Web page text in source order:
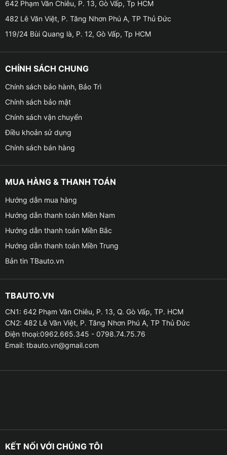
VinFast VF3 để giữ cho không gian nội thất bên trong
xe được mát mẻ, từ đó không phải bật điều hòa công
suất quá lớn và giúp tiết kiệm được năng lượng cho
Dán phim cách nhiệt cho xe VinFast VF3
✦ Tạo một không gian riêng tư cho người ngồi ở bên
– Nhiều người luôn cảm thấy không được thoải khi có
người ngoài luôn nhìn chằm chằm vào bên trong xe
của mình. Vì vậy, việc dán phim cách nhiệt sẽ tạo
không gian riêng tư do phim cách nhiệt chỉ có thể nhìn
được 1 chiều, bên ngoài xe không thể nhìn vào trong
cho các bạn chủ xe VF3 ưu tiên dán phim ngay sau khi
– Khi lái xe vào ban đêm, nếu đèn xe của các phương
642 Phạm Văn Chiêu, P. 13, Gò Vấp, Tp HCM
482 Lê Văn Việt, P. Tăng Nhơn Phú A, TP Thủ Đức
119/24 Bùi Quang là, P. 12, Gò Vấp, Tp HCM
CHÍNH SÁCH CHUNG
Chính sách bảo hành, Bảo Trì
Chính sách bảo mật
Chính sách vận chuyển
Điều khoản sử dụng
Chính sách bán hàng
MUA HÀNG & THANH TOÁN
Hướng dẫn mua hàng
Hướng dẫn thanh toán Miền Nam
Hướng dẫn thanh toán Miền Bắc
Hướng dẫn thanh toán Miền Trung
Bản tin TBauto.vn
TBAUTO.VN
CN1: 642 Phạm Văn Chiêu, P. 13, Q. Gò Vấp, TP. HCM
CN2: 482 Lê Văn Việt, P. Tăng Nhơn Phú A, TP Thủ Đức
Điện thoại:0962.665.345 - 0798.74.75.76
Email: tbauto.vn@gmail.com
KẾT NỐI VỚI CHÚNG TÔI